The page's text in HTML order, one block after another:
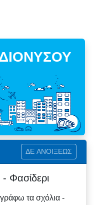
ΔΕ ΑΝΟΙΞΕΩΣ
- Φασίδερι
τα σχόλια -